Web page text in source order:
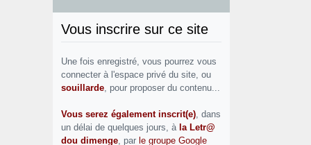
Vous inscrire sur ce site
Une fois enregistré, vous pourrez vous
connecter à l'espace privé du site, ou
souillarde , pour proposer du contenu...
Vous serez également inscrit(e), dans
un délai de quelques jours, à la Letr@
dou dimenge, par le groupe Google